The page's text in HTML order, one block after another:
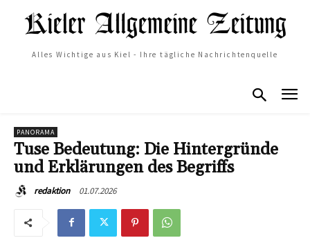
Alles Wichtige aus Kiel - Ihre tägliche Nachrichtenquelle
PANORAMA
Tuse Bedeutung: Die Hintergründe
und Erklärungen des Begriffs
redaktion 01.07.2026